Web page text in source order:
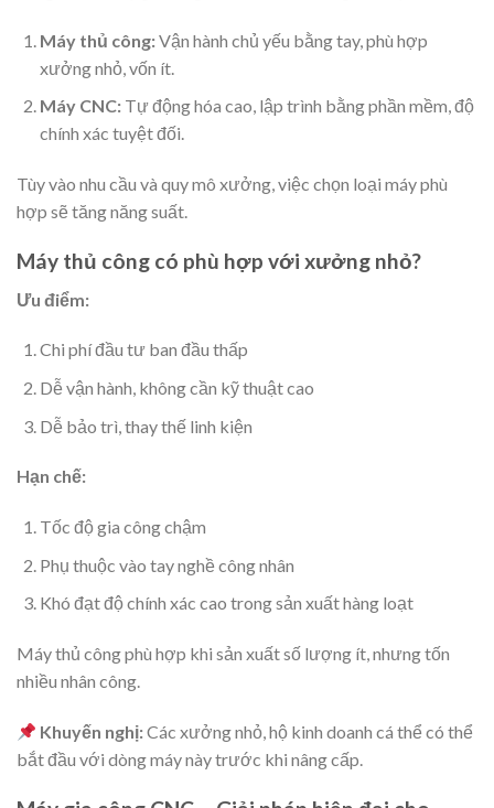
Máy thủ công:Vận hành chủ yếu bằng tay, phù hợp
xưởng nhỏ, vốn ít.
Máy CNC:Tự động hóa cao, lập trình bằng phần mềm, độ
chính xác tuyệt đối.
Tùy vào nhu cầu và quy mô xưởng, việc chọn loại máy phù
hợp sẽ tăng năng suất.
Máy thủ công có phù hợp với xưởng nhỏ?
Ưu điểm:
Chi phí đầu tư ban đầu thấp
Dễ vận hành, không cần kỹ thuật cao
Dễ bảo trì, thay thế linh kiện
Hạn chế:
Tốc độ gia công chậm
Phụ thuộc vào tay nghề công nhân
Khó đạt độ chính xác cao trong sản xuất hàng loạt
Máy thủ công phù hợp khi sản xuất số lượng ít, nhưng tốn
nhiều nhân công.
Khuyến nghị:Các xưởng nhỏ, hộ kinh doanh cá thể có thể
bắt đầu với dòng máy này trước khi nâng cấp.